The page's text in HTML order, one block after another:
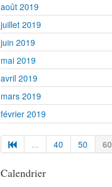
août 2019
juillet 2019
juin 2019
mai 2019
avril 2019
mars 2019
février 2019
... 40 50 60
Calendrier